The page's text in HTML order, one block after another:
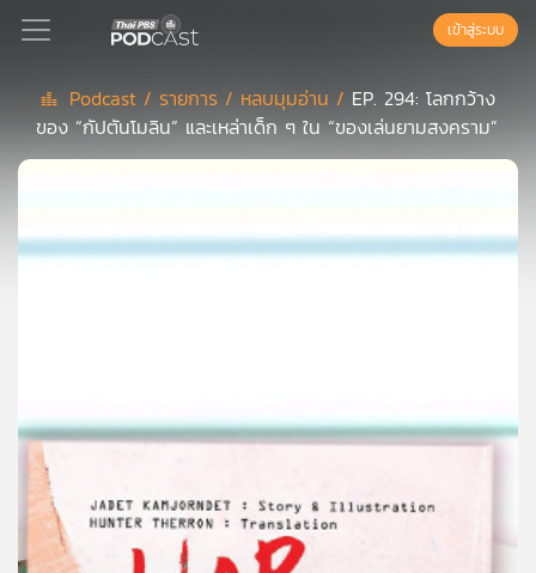
Podcast
ย์
ย์
ลิ
ของ
คุณ
เข้าสู่ระบบ
Podcast / รายการ / หลบมุมอ่าน / EP. 294: โลกกว้าง
ของ “กัปตันโมลิน” และเหล่าเด็ก ๆ ใน “ของเล่นยามสงคราม”